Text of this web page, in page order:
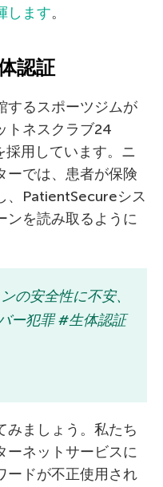
します。
認証
するスポーツジムが
トネスクラブ24
用しています。ニ
ーでは、患者が保険
、PatientSecureシス
ンを読み取るように
の安全性に不安、
ー犯罪 #生体認証
みましょう。私たち
ーネットサービスに
ードが不正使用され